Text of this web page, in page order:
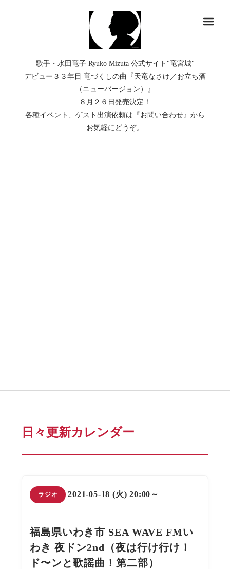
歌手・水田竜子 Ryuko Mizuta 公式サイト"竜宮城"
デビュー３３年目 竜づくしの曲『天竜なさけ／お立ち酒
（ニューバージョン）』
８月２６日発売決定！
各種イベント、ゲスト出演依頼は『お問い合わせ』から
お気軽にどうぞ。
日々更新カレンダー
ラジオ 2021-05-18 (火) 20:00～
福島県いわき市 SEA WAVE FMい
わき 夜ドン2nd（夜は行け行け！
ド〜ンと歌謡曲！第二部）